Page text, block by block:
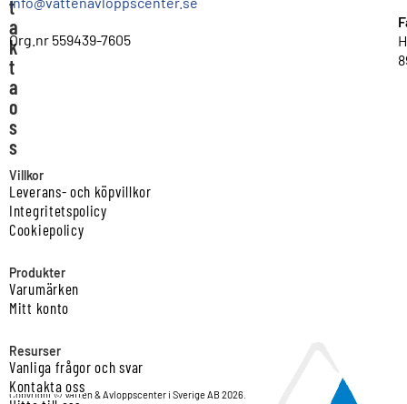
t
a
k
t
a
o
s
s
Org.nr 559439-7605
Villkor
Leverans- och köpvillkor
Integritetspolicy
Cookiepolicy
Produkter
Varumärken
Mitt konto
Resurser
Vanliga frågor och svar
Kontakta oss
Copyright © Vatten & Avloppscenter i Sverige AB 2026.